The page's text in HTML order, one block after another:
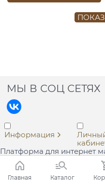
МЫ В СОЦ СЕТЯХ
Информация
Платформа для интернет
Главная Каталог